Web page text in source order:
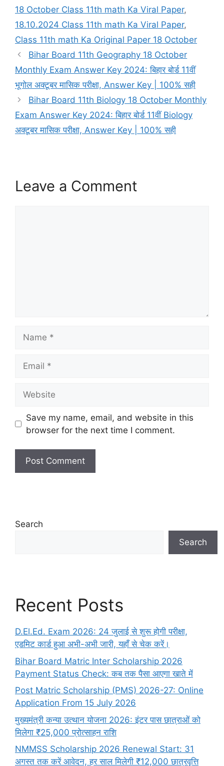
18 October Class 11th math Ka Viral Paper,
18.10.2024 Class 11th math Ka Viral Paper,
Class 11th math Ka Original Paper 18 October
Bihar Board 11th Geography 18 October
Monthly Exam Answer Key 2024: बिहार बोर्ड 11वीं
भूगोल अक्टूबर मासिक परीक्षा, Answer Key | 100% सही
Bihar Board 11th Biology 18 October Monthly
Exam Answer Key 2024: बिहार बोर्ड 11वीं Biology
अक्टूबर मासिक परीक्षा, Answer Key | 100% सही
Leave a Comment
Save my name, email, and website in this
browser for the next time I comment.
Search
Search
Recent Posts
D.El.Ed. Exam 2026: 24 जुलाई से शुरू होगी परीक्षा,
एडमिट कार्ड हुआ अभी-अभी जारी, यहाँ से चेक करें।
Bihar Board Matric Inter Scholarship 2026
Payment Status Check: कब तक पैसा आएगा खाते में
Post Matric Scholarship (PMS) 2026-27: Online
Application From 15 July 2026
मुख्यमंत्री कन्या उत्थान योजना 2026: इंटर पास छात्राओं को
मिलेगा ₹25,000 प्रोत्साहन राशि
NMMSS Scholarship 2026 Renewal Start: 31
अगस्त तक करें आवेदन, हर साल मिलेगी ₹12,000 छात्रवृत्ति